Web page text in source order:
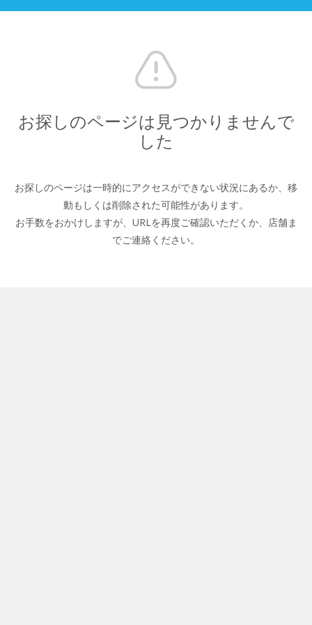
お探しのページは見つかりませんで
した
お探しのページは一時的にアクセスができない状況にあるか、 移
動もしくは削除された可能性があります。
お手数をおかけしますが、URLを再度ご確認いただくか、 店舗ま
でご連絡ください。